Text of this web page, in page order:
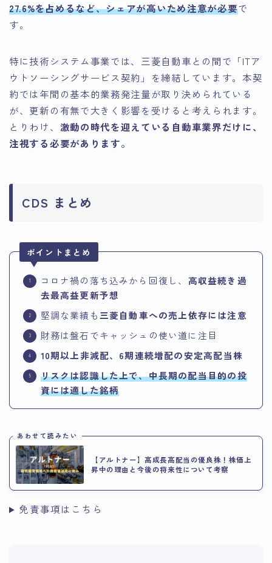
27.6%を占めるなど、シェアが高いため注意が必要で
す。
特に技術システム事業では、三菱自動車との間で「ITア
ウトソーシングサービス契約」を締結しています。本契
約では年間の基本的業務発注量が取り決められている
が、更新の有無で大きく影響を受けると考えられます。
とりわけ、 激動の時代を迎えている自動車業界だけに、
注視する必要があります。
CDS まとめ
ポイントまとめ
コロナ禍の落ち込みから回復し、 高収益続き過
去最高益更新予想
堅調な業績も三菱自動車への売上依存には注意
財務は盤石でキャッシュの使い道に注目
10期以上非減配、6期連続増配の安定高配当株
リスクは認識した上で、中長期の配当目的の投
資には適した銘柄
あわせて読みたい
【アルトナー】高成長高配当の優良株！株価上
昇中の理由と今後の将来性について考察
免責事項はこちら